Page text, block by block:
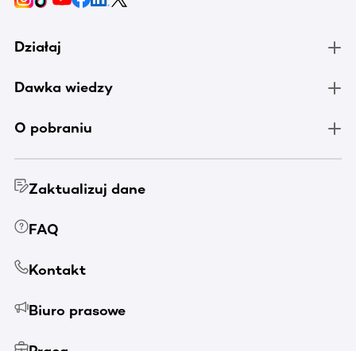
Działaj
Dawka wiedzy
O pobraniu
Zaktualizuj dane
FAQ
Kontakt
Biuro prasowe